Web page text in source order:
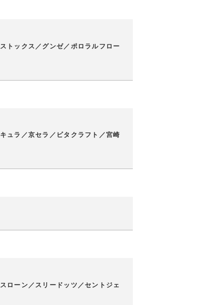
トックス／グンゼ／ポロラルフロー
ュラ／京セラ／ビタクラフト／宮崎
ローン／スリードッツ／セントジェ